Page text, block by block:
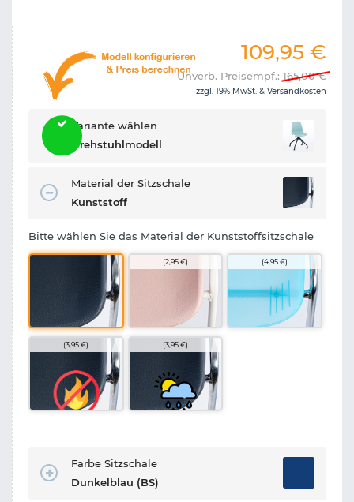
109,95 €
Unverb. Preisempf.: 165,00€
zzgl. 19% MwSt. & Versandkosten
Variante wählen
Drehstuhlmodell
Material der Sitzschale
Kunststoff
Bitte wählen Sie das Material der Kunststoffsitzschale
(2,95 €) (4,95 €)
(3,95 €) (3,95 €)
Farbe Sitzschale
Dunkelblau (BS)